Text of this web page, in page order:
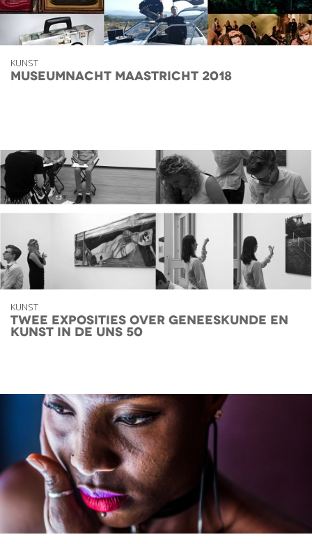
KUNST
Museumnacht Maastricht 2018
KUNST
Twee exposities over geneeskunde en
kunst in de UNS 50